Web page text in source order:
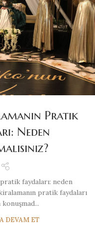
Pratik
Neden
faydaları: neden
pratik faydaları
konuşmad...
DEVAM ET